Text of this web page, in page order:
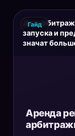
Для
запуска и
значат
Гайд
Аренда